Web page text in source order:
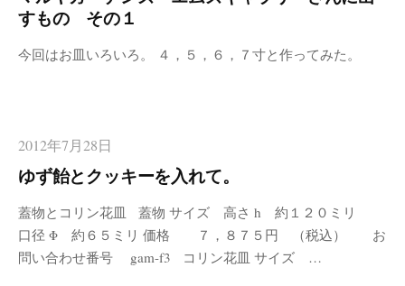
すもの その１
今回はお皿いろいろ。 ４，５，６，７寸と作ってみた。
2012年7月28日
ゆず飴とクッキーを入れて。
蓋物とコリン花皿 蓋物 サイズ 高さ h 約１２０ミリ
口径 Φ 約６５ミリ 価格 ７，８７５円 （税込） お
問い合わせ番号 gam-f3 コリン花皿 サイズ …